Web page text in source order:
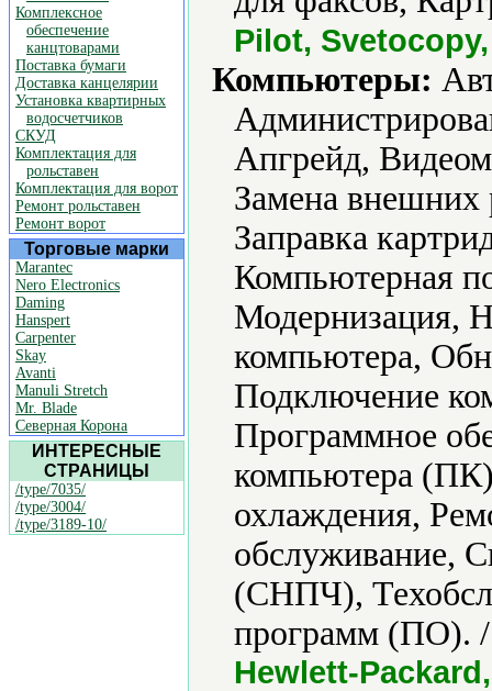
Комплексное
обеспечение
канцтоварами
Поставка бумаги
Доставка канцелярии
Установка квартирных
водосчетчиков
СКУД
Комплектация для
рольставен
Комплектация для ворот
Ремонт рольставен
Ремонт ворот
Торговые марки
Marantec
Nero Electronics
Daming
Hanspert
Carpenter
Skay
Avanti
Manuli Stretch
Mr. Blade
Северная Корона
ИНТЕРЕСНЫЕ
СТРАНИЦЫ
/type/7035/
/type/3004/
/type/3189-10/
Pilot,
Компьютеры:
Апгрейд,
Замена внешних
Заправка
Компьютерная
Модернизация,
компьютера,
Подключение
Программное
компьютера
охлаждения,
обслуживание,
(СНПЧ),
программ (ПО).
Hewlett-